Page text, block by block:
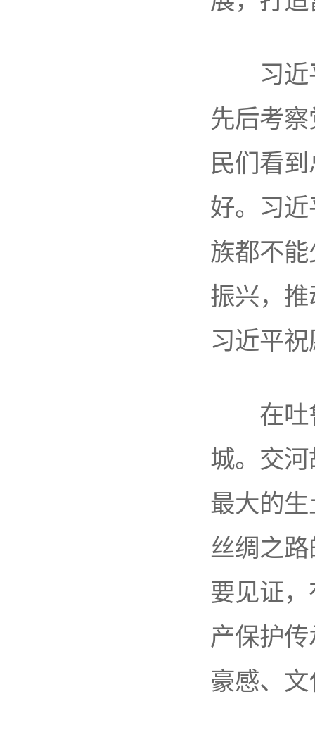
习近平
先后考
民们看
好。习
族都不
振兴，
习近平
在吐鲁
城。交
最大的
丝绸之
要见证
产保护
豪感、